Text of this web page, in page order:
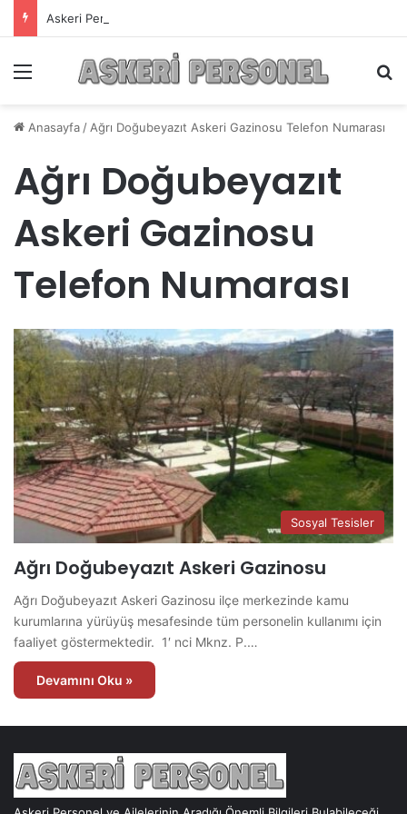
Askeri Personelin Güncel Haber ve Bilgi Sitesi.
Anasayfa / Ağrı Doğubeyazıt Askeri Gazinosu Telefon Numarası
Ağrı Doğubeyazıt
Askeri Gazinosu
Telefon Numarası
Sosyal Tesisler
Ağrı Doğubeyazıt Askeri Gazinosu
Ağrı Doğubeyazıt Askeri Gazinosu ilçe merkezinde kamu
kurumlarına yürüyüş mesafesinde tüm personelin kullanımı için
faaliyet göstermektedir. 1′ nci Mknz. P.…
Devamını Oku »